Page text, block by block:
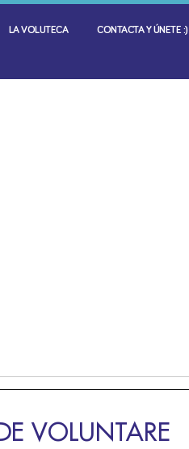
LA VOLUTECA CONTACTA Y ÚNETE :)
VOLUNTARE